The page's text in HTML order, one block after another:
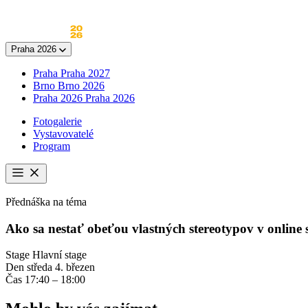
Praha 2026
Praha Praha 2027
Brno Brno 2026
Praha 2026 Praha 2026
Fotogalerie
Vystavovatelé
Program
Otevřít
menu
Přednáška na téma
Ako sa nestať obeťou vlastných stereotypov v online
Stage Hlavní stage
Den středa 4. březen
Čas 17:40 – 18:00